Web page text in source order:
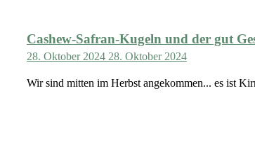
Cashew-Safran-Kugeln und der gut
28. Oktober 2024 28. Oktober 2024
Wir sind mitten im Herbst angekommen... es ist